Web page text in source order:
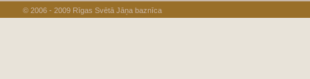
© 2006 - 2009 Rīgas Svētā Jāņa baznīca